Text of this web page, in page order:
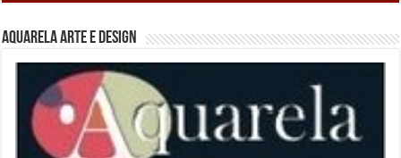
Aquarela Arte e Design